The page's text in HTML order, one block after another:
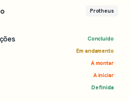
Protheus
Concluído
Em andamento
A montar
A iniciar
Definida